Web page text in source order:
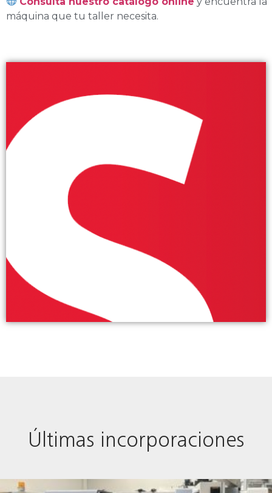
máquina que tu taller necesita.
Últimas incorporaciones